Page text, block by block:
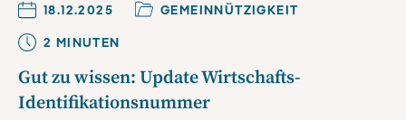
18.12.2025
GEMEINNÜTZIGKEIT
2 MINUTEN
Gut zu wissen: Update Wirtschafts-
Identifikationsnummer